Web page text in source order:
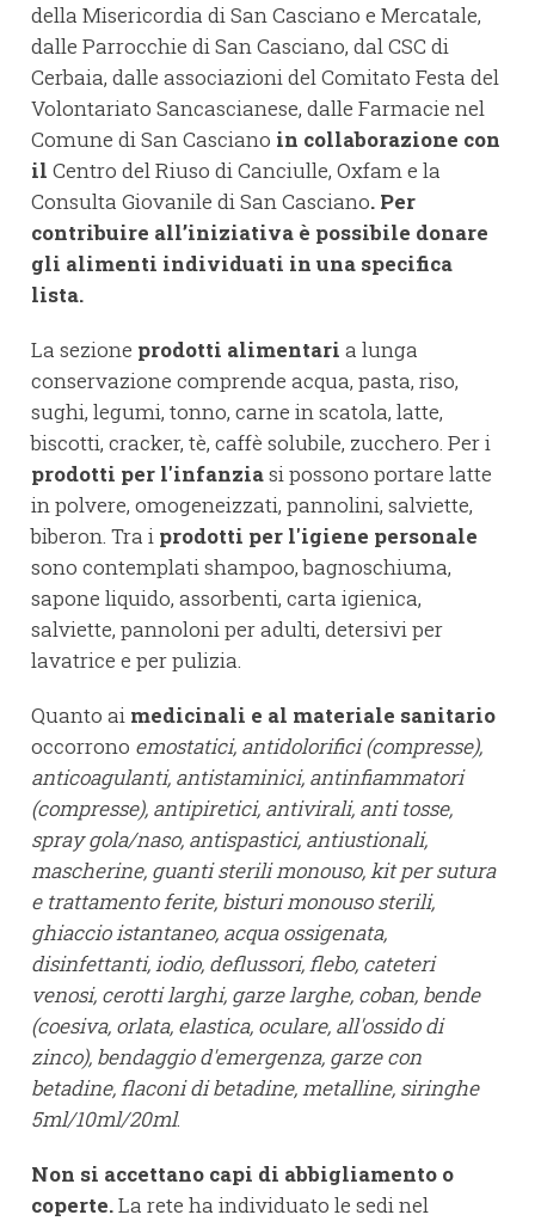
della Misericordia di San Casciano e Mercatale,
dalle Parrocchie di San Casciano, dal CSC di
Cerbaia, dalle associazioni del Comitato Festa del
Volontariato Sancascianese, dalle Farmacie nel
Comune di San Casciano in collaborazione con
il Centro del Riuso di Canciulle, Oxfam e la
Consulta Giovanile di San Casciano. Per
contribuire all’iniziativa è possibile donare
gli alimenti individuati in una specifica
lista.
La sezione prodotti alimentari a lunga
conservazione comprende acqua, pasta, riso,
sughi, legumi, tonno, carne in scatola, latte,
biscotti, cracker, tè, caffè solubile, zucchero. Per i
prodotti per l'infanziasi possono portare latte
in polvere, omogeneizzati, pannolini, salviette,
biberon. Tra i prodotti per l'igiene personale
sono contemplati shampoo, bagnoschiuma,
sapone liquido, assorbenti, carta igienica,
salviette, pannoloni per adulti, detersivi per
lavatrice e per pulizia.
Quanto ai medicinali e al materiale sanitario
occorrono emostatici, antidolorifici (compresse),
anticoagulanti, antistaminici, antinfiammatori
(compresse), antipiretici, antivirali, anti tosse,
spray gola/naso, antispastici, antiustionali,
mascherine, guanti sterili monouso, kit per sutura
e trattamento ferite, bisturi monouso sterili,
ghiaccio istantaneo, acqua ossigenata,
disinfettanti, iodio, deflussori, flebo, cateteri
venosi, cerotti larghi, garze larghe, coban, bende
(coesiva, orlata, elastica, oculare, all'ossido di
zinco), bendaggio d'emergenza, garze con
betadine, flaconi di betadine, metalline, siringhe
5ml/10ml/20ml.
Non si accettano capi di abbigliamento o
coperte.La rete ha individuato le sedi nel